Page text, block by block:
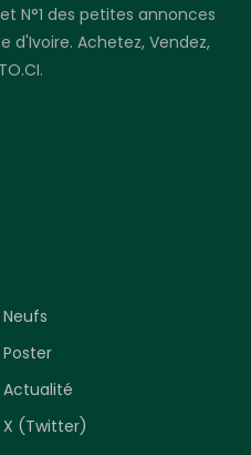
N°1 des petites annonces
d'Ivoire. Achetez, Vendez,
Neufs
Poster
Actualité
X (Twitter)